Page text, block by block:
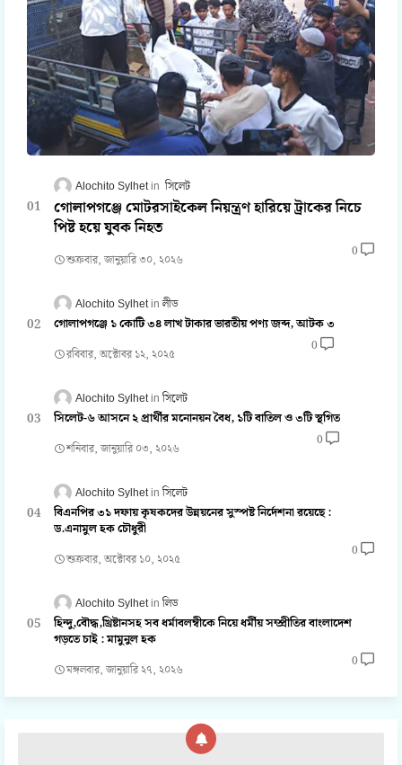
Alochito Sylhet সিলেট
গোলাপগঞ্জে মোটরসাইকেল নিয়ন্ত্রণ হারিয়ে ট্রাকের নিচে
পিষ্ট হয়ে যুবক নিহত
শুক্রবার, জানুয়ারি ৩০, ২০২৬
0
Alochito Sylhet লীড
গোলাপগঞ্জে ১ কোটি ৩৪ লাখ টাকার ভারতীয় পণ্য জব্দ, আটক ৩
রবিবার, অক্টোবর ১২, ২০২৫
0
Alochito Sylhet সিলেট
সিলেট-৬ আসনে ২ প্রার্থীর মনোনয়ন বৈধ, ১টি বাতিল ও ৩টি স্থগিত
শনিবার, জানুয়ারি ০৩, ২০২৬
0
Alochito Sylhet সিলেট
বিএনপির ৩১ দফায় কৃষকদের উন্নয়নের সুস্পষ্ট নির্দেশনা রয়েছে :
ড.এনামুল হক চৌধুরী
শুক্রবার, অক্টোবর ১০, ২০২৫
0
Alochito Sylhet লিড
হিন্দু,বৌদ্ধ,খ্রিষ্টানসহ সব ধর্মাবলম্বীকে নিয়ে ধর্মীয় সম্প্রীতির বাংলাদেশ
গড়তে চাই : মামুনুল হক
মঙ্গলবার, জানুয়ারি ২৭, ২০২৬
0